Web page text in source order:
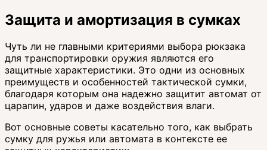
Защита и амортизация в сумках
Чуть ли не главными критериями выбора рюкзака
для транспортировки оружия являются его
защитные характеристики. Это одни из основных
преимуществ и особенностей тактической сумки,
благодаря которым она надежно защитит автомат от
царапин, ударов и даже воздействия влаги.
Вот основные советы касательно того, как выбрать
сумку для ружья или автомата в контексте ее